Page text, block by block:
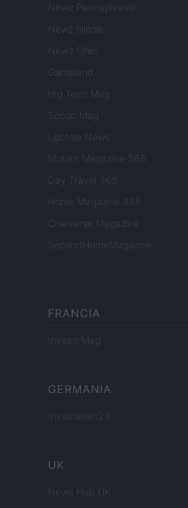
Newz Pennsylvania
Newz Illinois
Newz Ohio
Gameland
Hig Tech Mag
Scoop Mag
Lgbtqia News
Motors Magazine 365
Day Travel 365
Home Magazine 365
Cineverse Magazine
SecondHomeMagazine
FRANCIA
InvestirMag
GERMANIA
Investieren24
UK
News Hub UK